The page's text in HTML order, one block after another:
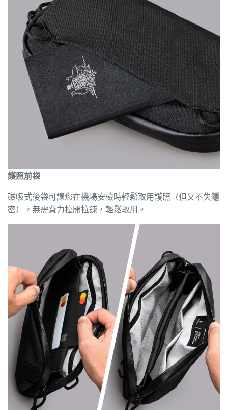
護照前袋
磁吸式後袋可讓您在機場安檢時輕鬆取用護照（但又不失隱
密）。無需費力拉開拉鍊，輕鬆取用。